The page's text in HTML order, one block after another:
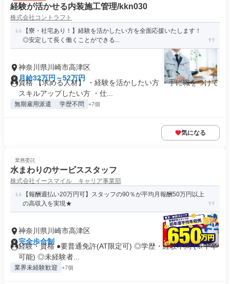
経験が活かせる内装施工管理/kkn030
株式会社コントラフト
【寮・社宅あり！】経験を活かしたい方を全面応援いたします！
◎安定して長く働くことができる...
神奈川県川崎市高津区
月給32万円～52万円
資格 【求める人材】 ・経験を活かしたい方 ・手に職をつけて
スキルアップしたい方 ・仕...
無期雇用派遣 学歴不問 +7個
気になる
業務委託
水まわりのサービススタッフ
株式会社イースマイル キャリア事業部
【報酬週払い20万円可】スタッフの90％が平均月報酬50万円以上
の高収入を実現★
神奈川県川崎市高津区
完全歩合制
経験・資格 ●要普通免許(AT限定可) ◎学歴・経験不問 (※中卒
可能) ◎未経験者...
業界未経験歓迎 +7個